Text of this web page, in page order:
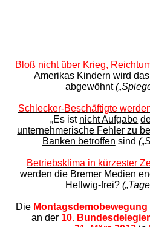
Bloß nicht über Krieg,
Amerikas Kindern wird
abgewöhnt
Schlecker-Beschäftigte
„Es ist nicht Aufgabe
unternehmerische Fehler zu
Banken betroffen sind
Betriebsklima in kürzester
werden die Bremer Medien
Hellwig-frei?
Die Montagsdemobewegung
an der 10.